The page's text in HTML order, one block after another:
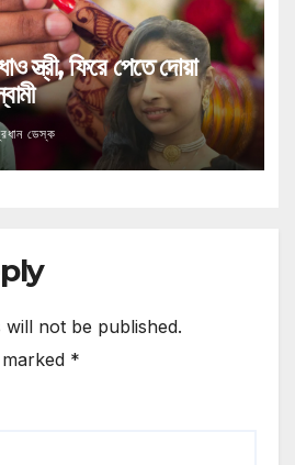
স্ত্রী, ফিরে পেতে দোয়া
ডেস্ক
will not be published.
*